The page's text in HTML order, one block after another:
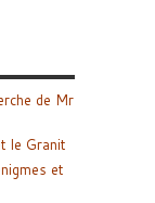
de Mr
le Granit
et